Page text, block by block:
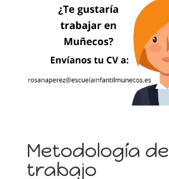
Metodología de
trabajo